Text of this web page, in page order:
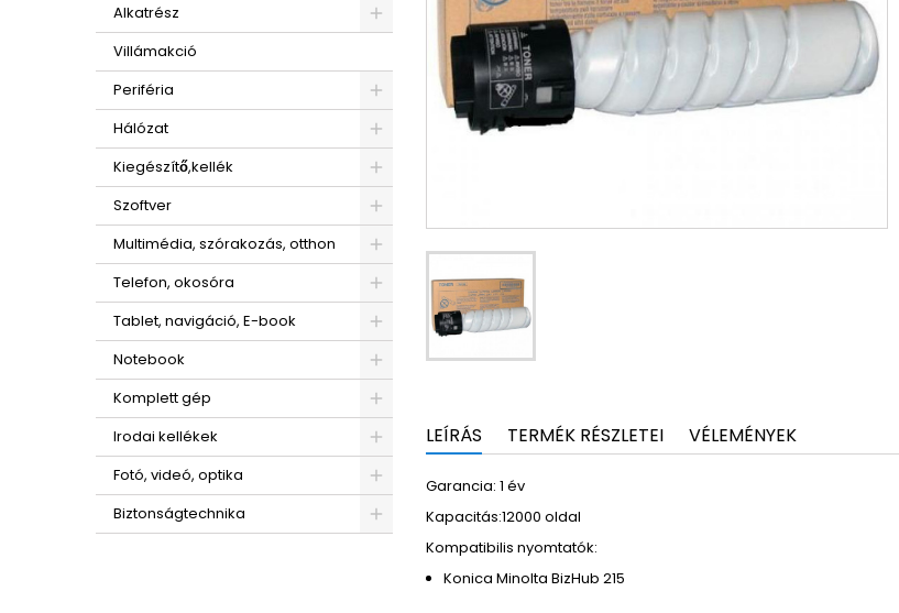
Alkatrész
Villámakció
Periféria
Hálózat
Kiegészítő,kellék
Szoftver
Multimédia, szórakozás, otthon
Telefon, okosóra
Tablet, navigáció, E-book
Notebook
Komplett gép
Irodai kellékek
Fotó, videó, optika
Biztonságtechnika
LEÍRÁS TERMÉK RÉSZLETEI VÉLEMÉNYEK
Garancia: 1 év
Kapacitás:12000 oldal
Kompatibilis nyomtatók:
Konica Minolta BizHub 215